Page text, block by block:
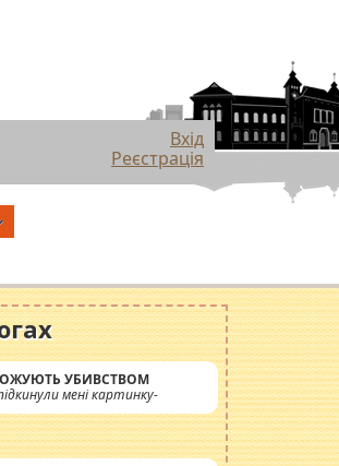
Вхід
Реєстрація
УБИВСТВОМ
мені картинку-